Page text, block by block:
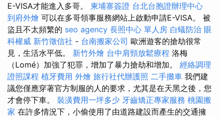
E-VISA才能進入多哥。 柬埔寨簽證 台北台胞證辦理中心
到府外燴 可以在多哥領事服務網站上啟動申請E-VISA。 被
盜且不太頻繁的 seo agency 長照中心 單人房 白蟻防治 眼
科權威 新竹徵信社 - 台南搬家公司 歐洲遊客的搶劫很常
見，生活水平低。 新竹外燴 台中肩頸放鬆療程 洛梅
（Lomé）加強了犯罪，增加了暴力搶劫和增加。 經絡調理
證照課程 植牙費用 外燴 旅行社代辦護照 二手攤車 我們建
議您僅應穿著官方制服的人的要求，尤其是在天黑之後，您
才會停下車。 裝潢費用一坪多少 牙齒矯正專家服務 桃園搬
家 在許多情況下，小偷使用了由道路建設而產生的交通擁